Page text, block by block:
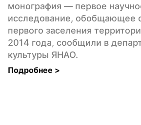
монография — первое
исследование, обобщающее
первого заселения
2014 года, сообщили в
культуры ЯНАО.
Подробнее >